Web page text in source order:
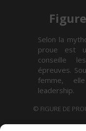
Selon la
proue est
conseille
épreuves.
femme,
leadership.
© FIGURE DE